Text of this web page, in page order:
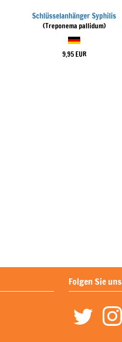
Schlüsselanhänger Syphilis
(Treponema pallidum)
9,95 EUR
Folgen Sie uns